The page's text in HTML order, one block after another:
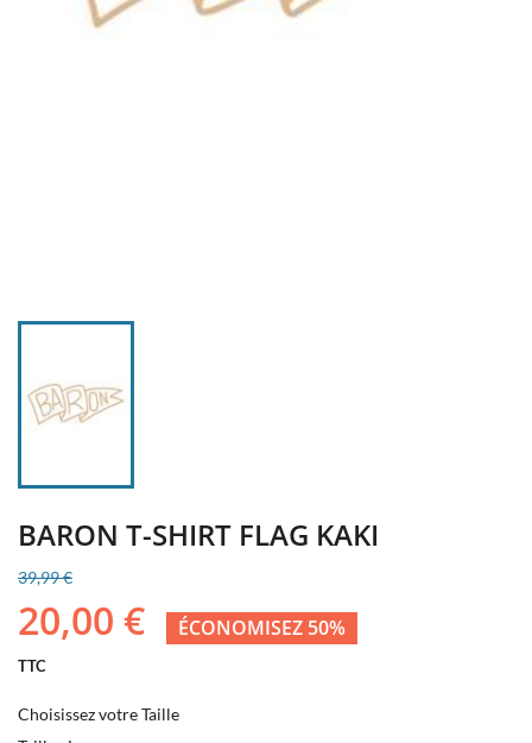
BARON T-SHIRT FLAG KAKI
39,99 €
20,00 € ÉCONOMISEZ 50%
TTC
Choisissez votre Taille